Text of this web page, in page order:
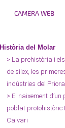
CAMERA WEB
Història del Molar
> La prehistòria i
de sílex, les
indústries del
> El naixement d’un
poblat protohistòric
Calvari